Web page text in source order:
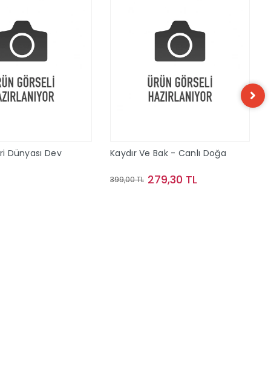
Dünyası Dev Kaydır Ve Bak - Canlı Doğa
399,00 TL 279,30 TL